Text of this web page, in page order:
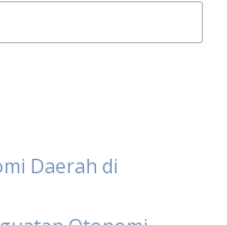
Daerah di